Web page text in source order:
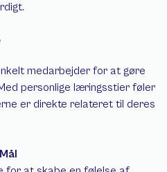
medarbejder for at gøre
personlige læringsstier føler
er direkte relateret til deres